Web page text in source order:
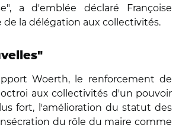
a d'emblée déclaré Françoise
de la délégation aux collectivités.
Woerth, le renforcement de
aux collectivités d'un pouvoir
fort, l'amélioration du statut des
du rôle du maire comme